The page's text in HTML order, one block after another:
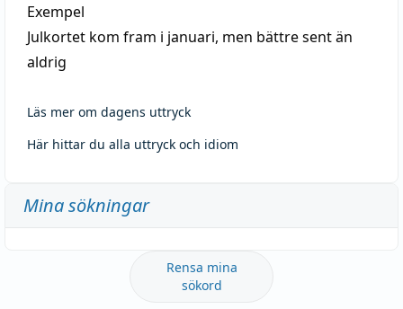
Exempel
Julkortet kom fram i januari, men bättre sent än
aldrig
Läs mer om dagens uttryck
Här hittar du alla uttryck och idiom
Mina sökningar
Rensa mina
sökord